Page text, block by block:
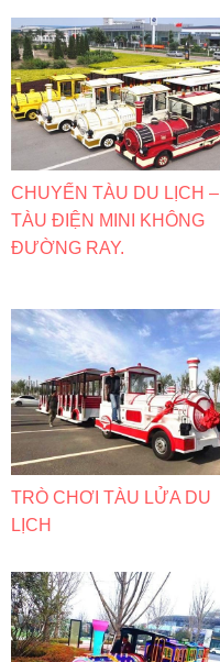
CHUYẾN TÀU DU LỊCH –
TÀU ĐIỆN MINI KHÔNG
ĐƯỜNG RAY.
TRÒ CHƠI TÀU LỬA DU
LỊCH